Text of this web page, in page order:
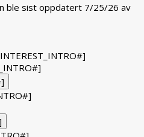
ble sist oppdatert 7/25/26 av